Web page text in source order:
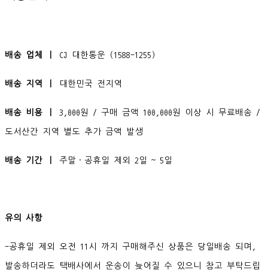
배송 업체 ㅣ CJ 대한통운 (1588-1255)
배송 지역 ㅣ 대한민국 전지역
배송 비용 ㅣ 3,000원 / 구매 금액 100,000원 이상 시 무료배송 /
도서산간 지역 별도 추가 금액 발생
배송 기간 ㅣ 주말·공휴일 제외 2일 ~ 5일
유의 사항
-공휴일 제외 오전 11시 까지 구매해주신 상품은 당일배송 되며,
발송하더라도 택배사에서 운송이 늦어질 수 있으니 참고 부탁드립